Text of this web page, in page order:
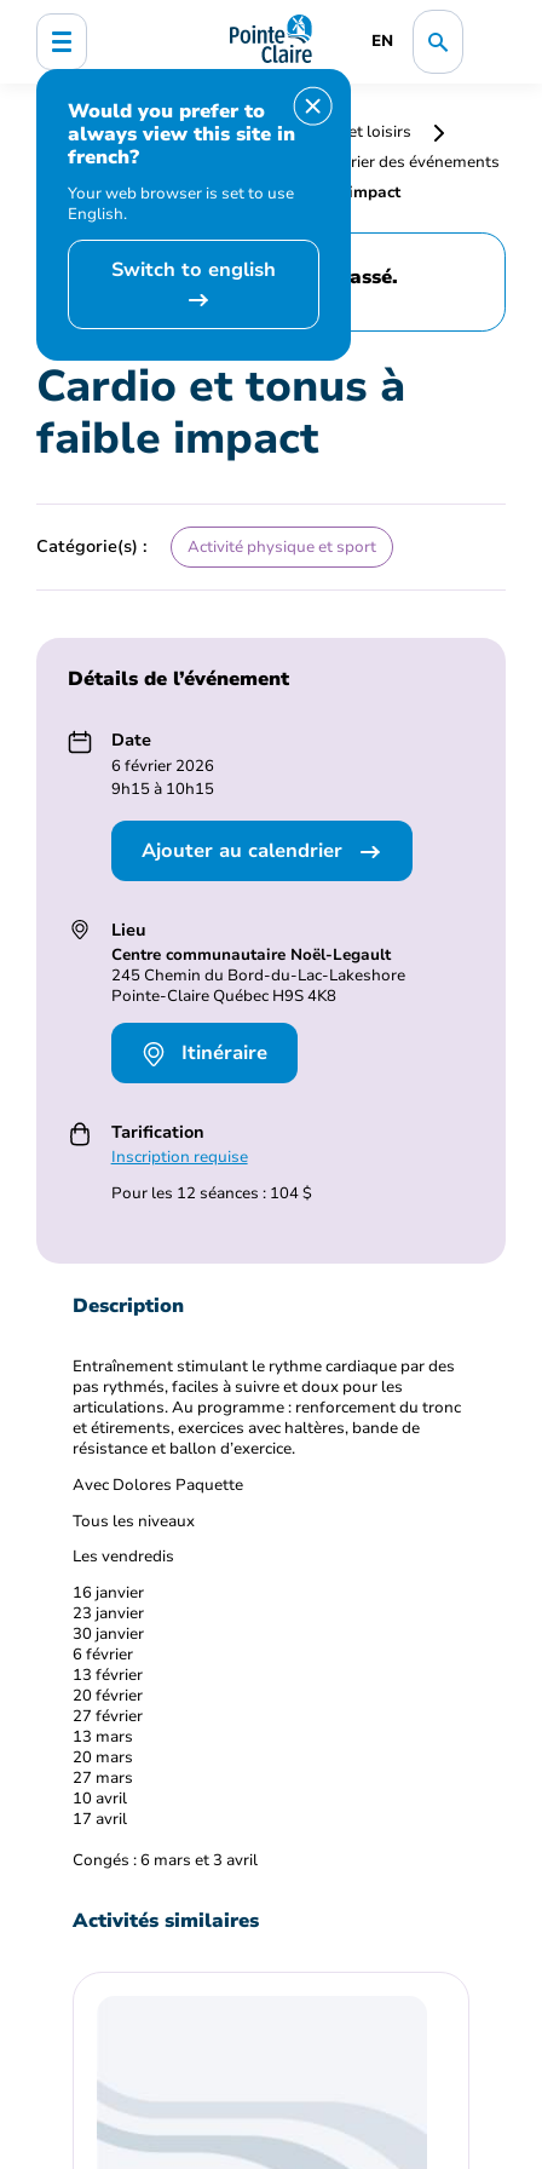
EN
Would you prefer to
always view this site in
french?
Your web browser is set to use
English.
Switch to english
Accueil
Bibliothèque, culture, sports et loisirs
Programmation et inscription
Calendrier des événements
et activités
Cardio et tonus à faible impact
Cet événement est passé.
Cardio et tonus à
faible impact
Catégorie(s) : Activité physique et sport
Détails de l’événement
Date
6 février 2026
9h15 à 10h15
Ajouter au calendrier
Lieu
Centre communautaire Noël-Legault
245 Chemin du Bord-du-Lac-Lakeshore
Pointe-Claire Québec H9S 4K8
Itinéraire
Tarification
Inscription requise
Pour les 12 séances : 104 $
Description
Entraînement stimulant le rythme cardiaque par des
pas rythmés, faciles à suivre et doux pour les
articulations. Au programme : renforcement du tronc
et étirements, exercices avec haltères, bande de
résistance et ballon d’exercice.
Avec Dolores Paquette
Tous les niveaux
Les vendredis
16 janvier
23 janvier
30 janvier
6 février
13 février
20 février
27 février
13 mars
20 mars
27 mars
10 avril
17 avril
Congés : 6 mars et 3 avril
Activités similaires